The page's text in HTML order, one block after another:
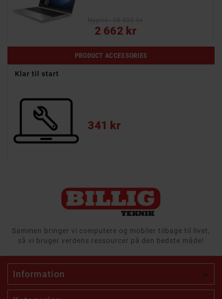
2 662 kr
Pris
PRODUCT ACCESSORIES
Klar til start
341 kr
Pris
Sammen bringer vi computere og mobiler tilbage til livet,
så vi bruger verdens ressourcer på den bedste måde!
Information 